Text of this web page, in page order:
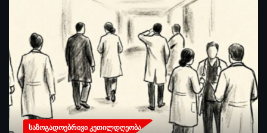
ᲡᲐᲖᲝᲒᲐᲓᲝᲔᲑᲠᲘᲕᲘ ᲙᲔᲗᲘᲚᲓᲦᲔᲝᲑᲐ